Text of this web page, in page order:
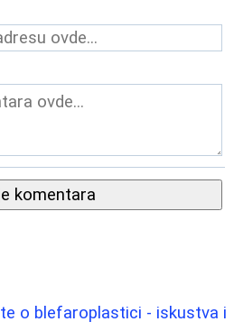
komentara
o blefaroplastici - iskustva i